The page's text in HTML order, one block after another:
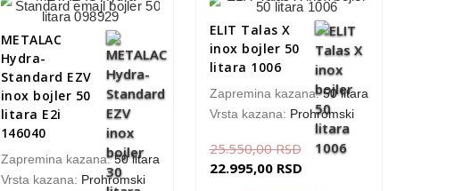
METALAC
Hydra-
Standard EZV
inox bojler 50
litara E2i
146040
Zapremina kazana:50 litara
Vrsta kazana: Prohromski
ELIT Talas X
inox bojler 50
litara 1006
Zapremina kazana:50 litara
Vrsta kazana: Prohromski
25.550,00RSD
22.995,00 RSD